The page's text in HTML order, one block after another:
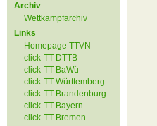
Archiv
Wettkampfarchiv
Links
Homepage TTVN
click-TT DTTB
click-TT BaWü
click-TT Württemberg
click-TT Brandenburg
click-TT Bayern
click-TT Bremen